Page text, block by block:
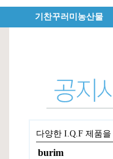
기찬꾸러미농산물
다양한 I.Q.F 제품
burim